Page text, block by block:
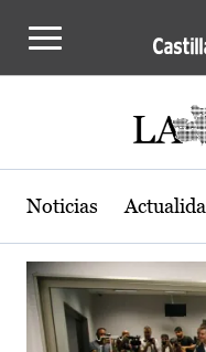
Actualidad de
Noticias